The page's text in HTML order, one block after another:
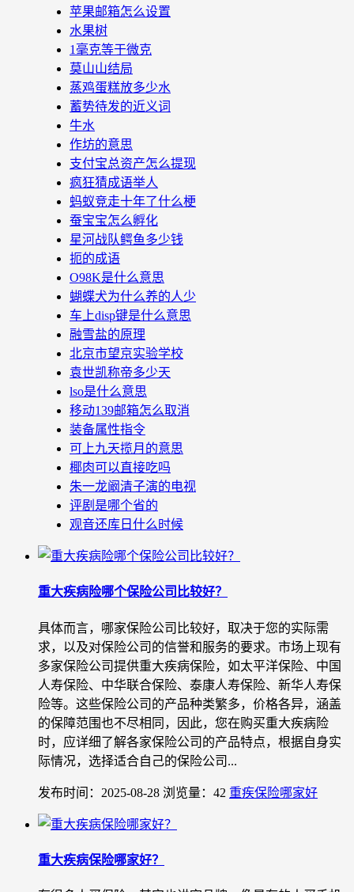
苹果邮箱怎么设置
水果树
1毫克等于微克
莫山山结局
蒸鸡蛋糕放多少水
蓄势待发的近义词
牛水
作坊的意思
支付宝总资产怎么提现
疯狂猜成语举人
蚂蚁竞走十年了什么梗
蚕宝宝怎么孵化
星河战队鳄鱼多少钱
扼的成语
O98K是什么意思
蝴蝶犬为什么养的人少
车上disp键是什么意思
融雪盐的原理
北京市望京实验学校
袁世凯称帝多少天
lso是什么意思
移动139邮箱怎么取消
装备属性指令
可上九天揽月的意思
椰肉可以直接吃吗
朱一龙阚清子演的电视
评剧是哪个省的
观音还库日什么时候
重大疾病险哪个保险公司比较好？
具体而言，哪家保险公司比较好，取决于您的实际需
求，以及对保险公司的信誉和服务的要求。市场上现有
多家保险公司提供重大疾病保险，如太平洋保险、中国
人寿保险、中华联合保险、泰康人寿保险、新华人寿保
险等。这些保险公司的产品种类繁多，价格各异，涵盖
的保障范围也不尽相同，因此，您在购买重大疾病险
时，应详细了解各家保险公司的产品特点，根据自身实
际情况，选择适合自己的保险公司...
发布时间：2025-08-28 浏览量：42 重疾保险哪家好
重大疾病保险哪家好？